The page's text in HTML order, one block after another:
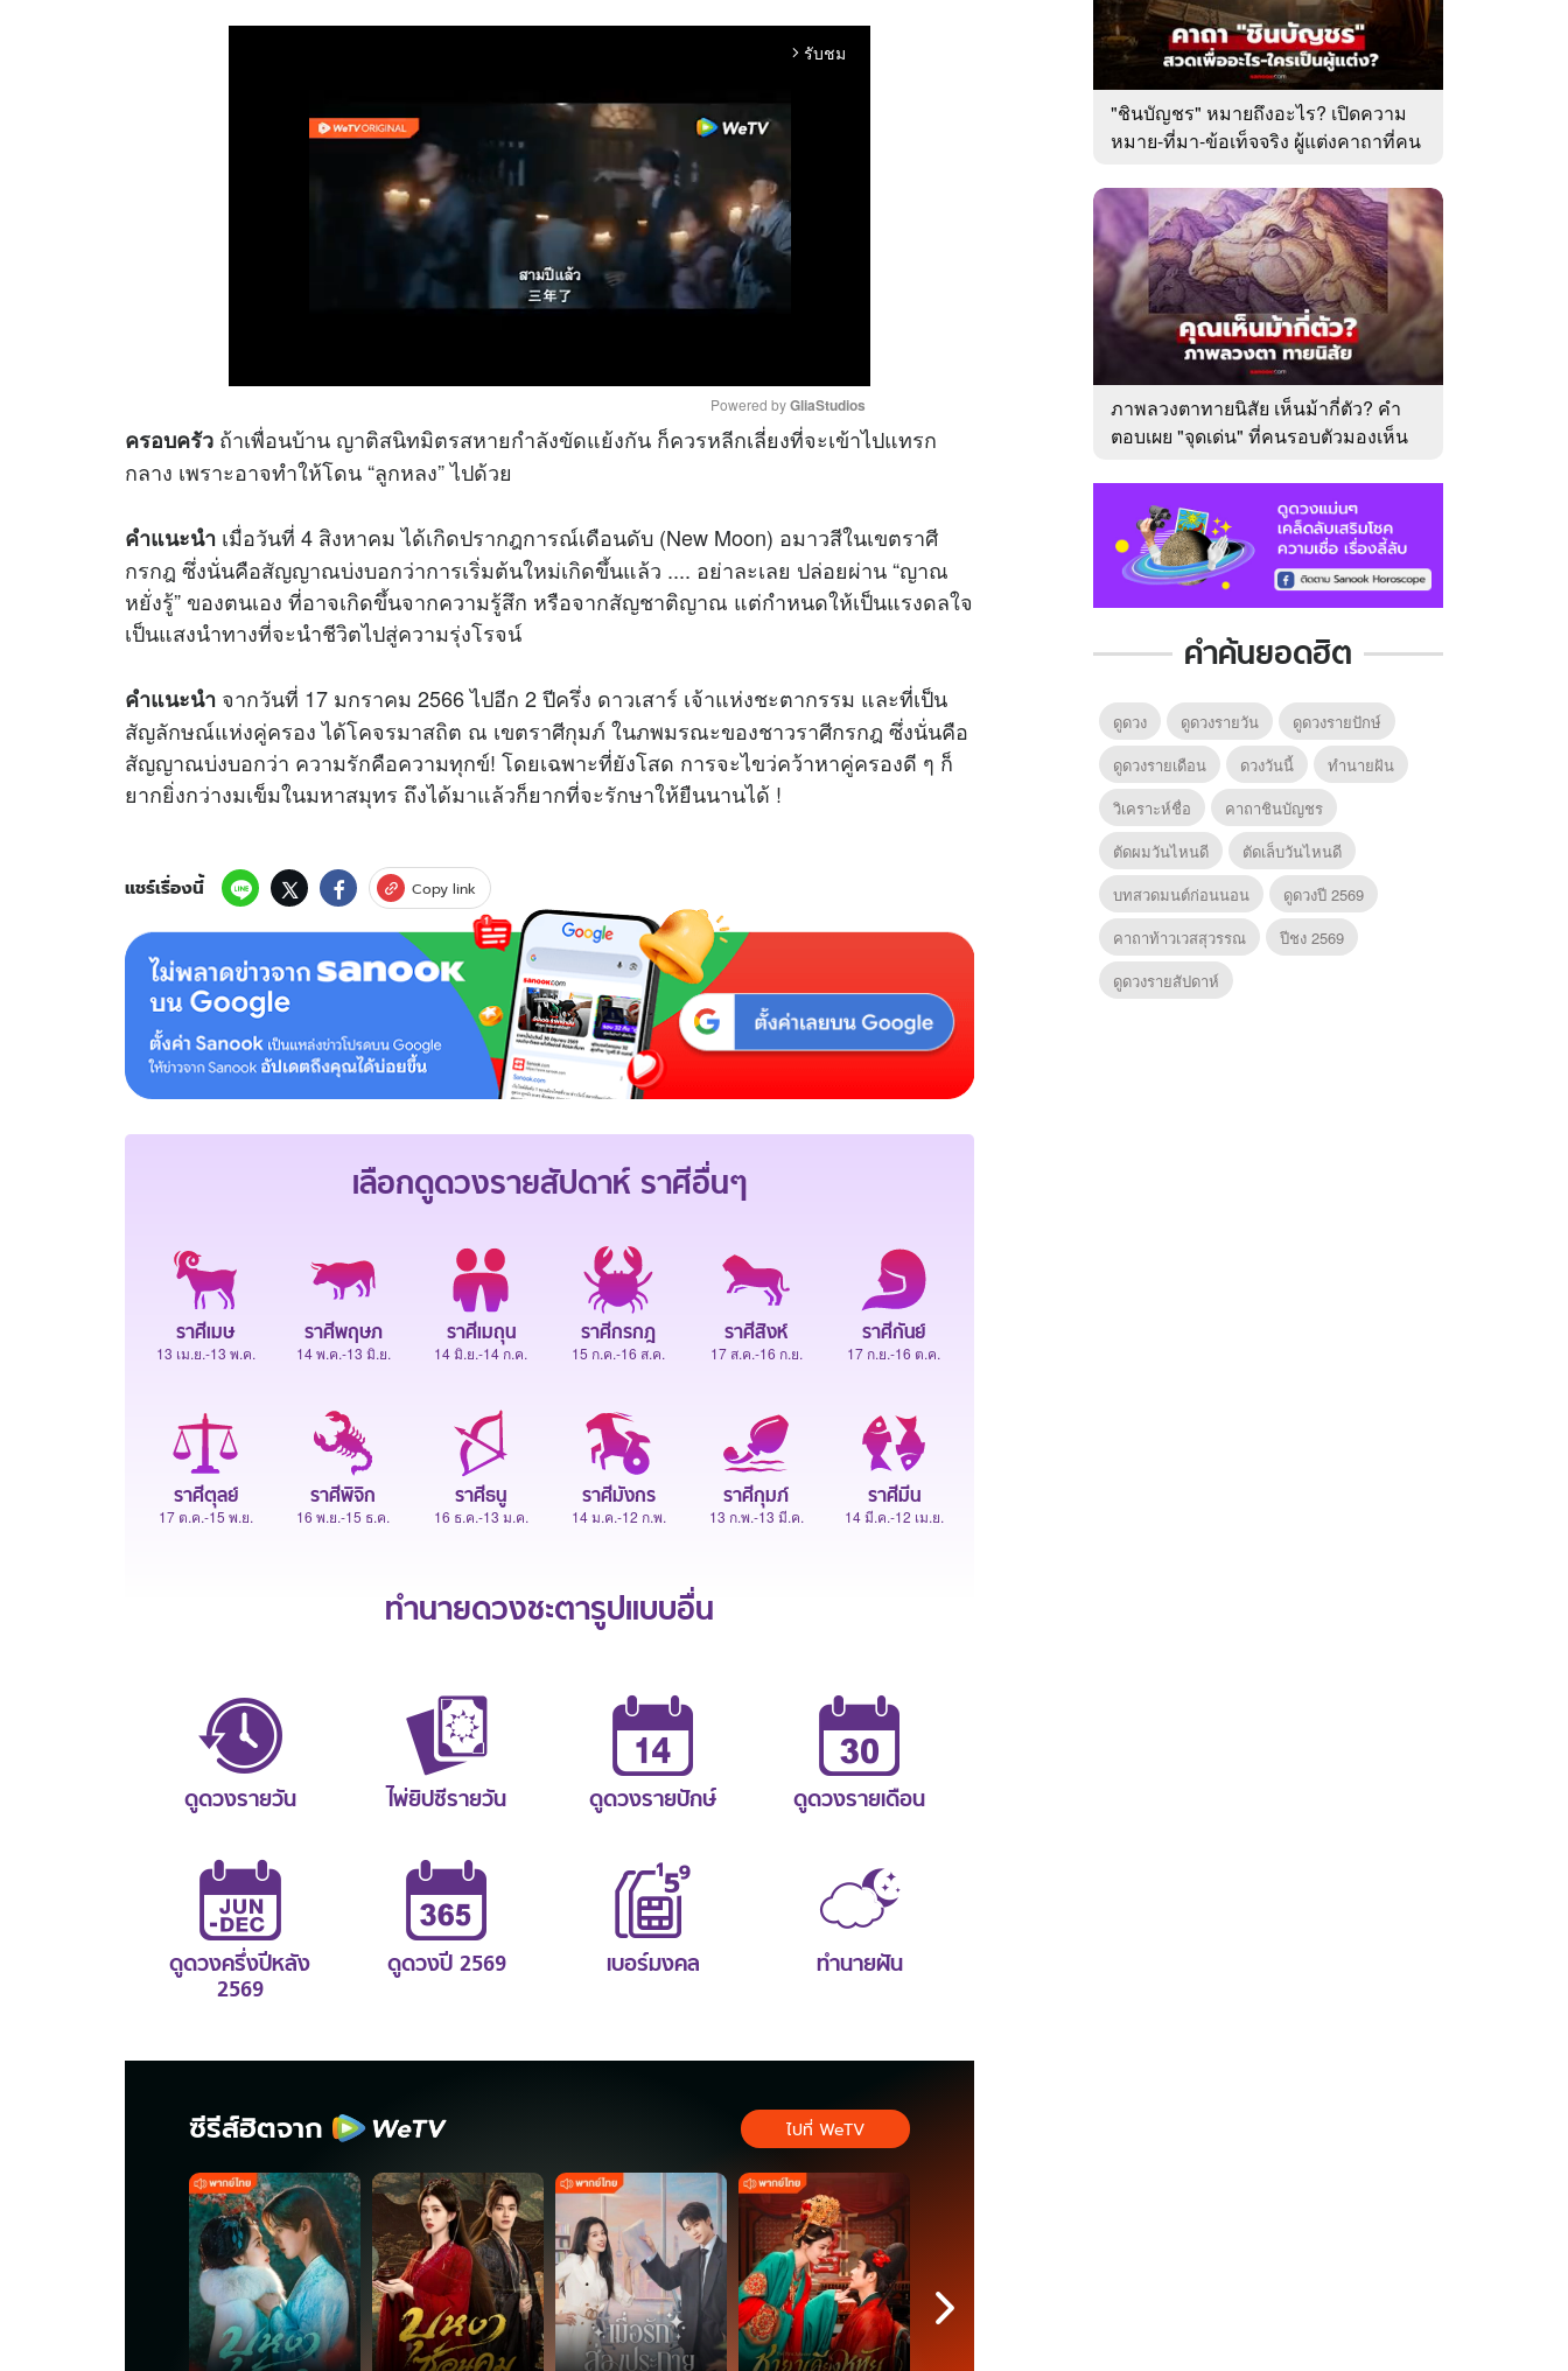
arrow_forward_ios รับชม
t
e
Powered by GliaStudios
ครอบครัว ถ้าเพื่อนบ้าน ญาติสนิทมิตรสหายกำลังขัดแย้งกัน ก็ควรหลีกเลี่ยงที่จะเข้าไปแทรก
กลาง เพราะอาจทำให้โดน “ลูกหลง” ไปด้วย
คำแนะนำ เมื่อวันที่ 4 สิงหาคม ได้เกิดปรากฎการณ์เดือนดับ (New Moon) อมาวสีในเขตราศี
กรกฎ ซึ่งนั่นคือสัญญาณบ่งบอกว่าการเริ่มต้นใหม่เกิดขึ้นแล้ว .... อย่าละเลย ปล่อยผ่าน “ญาณ
หยั่งรู้” ของตนเอง ที่อาจเกิดขึ้นจากความรู้สึก หรือจากสัญชาติญาณ แต่กำหนดให้เป็นแรงดลใจ
เป็นแสงนำทางที่จะนำชีวิตไปสู่ความรุ่งโรจน์
คำแนะนำ จากวันที่ 17 มกราคม 2566 ไปอีก 2 ปีครึ่ง ดาวเสาร์ เจ้าแห่งชะตากรรม และที่เป็น
สัญลักษณ์แห่งคู่ครอง ได้โคจรมาสถิต ณ เขตราศีกุมภ์ ในภพมรณะของชาวราศีกรกฎ ซึ่งนั่นคือ
สัญญาณบ่งบอกว่า ความรักคือความทุกข์! โดยเฉพาะที่ยังโสด การจะไขว่คว้าหาคู่ครองดี ๆ ก็
ยากยิ่งกว่างมเข็มในมหาสมุทร ถึงได้มาแล้วก็ยากที่จะรักษาให้ยืนนานได้ !
แชร์เรื่องนี้ Copy link
เลือกดูดวงรายสัปดาห์ราศีอื่นๆ
ราศีเมษ
13 เม.ย.-13 พ.ค.
ราศีพฤษภ
14 พ.ค.-13 มิ.ย.
ราศีเมถุน
14 มิ.ย.-14 ก.ค.
ราศีกรกฎ
15 ก.ค.-16 ส.ค.
ราศีสิงห์
17 ส.ค.-16 ก.ย.
ราศีกันย์
17 ก.ย.-16 ต.ค.
ราศีตุลย์
17 ต.ค.-15 พ.ย.
ราศีพิจิก
16 พ.ย.-15 ธ.ค.
ราศีธนู
16 ธ.ค.-13 ม.ค.
ราศีมังกร
14 ม.ค.-12 ก.พ.
ราศีกุมภ์
13 ก.พ.-13 มี.ค.
ราศีมีน
14 มี.ค.-12 เม.ย.
ทำนายดวงชะตารูปแบบอื่น
ดูดวงรายวัน ไพ่ยิปซีรายวัน ดูดวงรายปักษ์ ดูดวงรายเดือน
ดูดวงครึ่งปีหลัง
2569
ดูดวงปี 2569 เบอร์มงคล ทำนายฝัน
ซีรีส์ฮิตจาก ไปที่ WeTV
"ชินบัญชร" หมายถึงอะไร? เปิดความ
หมาย-ที่มา-ข้อเท็จจริง ผู้แต่งคาถาที่คน
ภาพลวงตาทายนิสัย เห็นม้ากี่ตัว? คำ
ตอบเผย "จุดเด่น" ที่คนรอบตัวมองเห็น
คำค้นยอดฮิต
ดูดวง ดูดวงรายวัน
ดูดวงรายปักษ์
ดูดวงรายเดือน
ดวงวันนี้
ทํานายฝัน
วิเคราะห์ชื่อ
คาถาชินบัญชร
ตัดผมวันไหนดี
ตัดเล็บวันไหนดี
บทสวดมนต์ก่อนนอน
ดูดวงปี 2569
คาถาท้าวเวสสุวรรณ
ปีชง 2569
ดูดวงรายสัปดาห์